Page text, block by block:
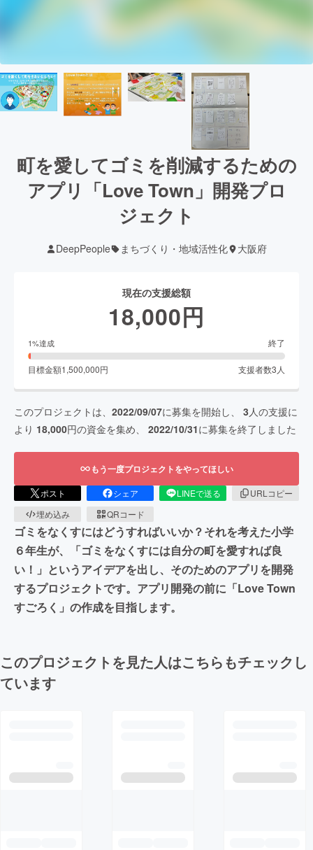
町を愛してゴミを削減するための
アプリ「Love Town」開発プロ
ジェクト
DeepPeople まちづくり・地域活性化 大阪府
現在の支援総額
18,000円
1%達成 終了
目標金額1,500,000円 支援者数3 人
このプロジェクトは、 2022/09/07に募集を開始し、 3人の支援に
より 18,000円の資金を集め、 2022/10/31に募集を終了しました
もう一度プロジェクトをやってほしい
ポスト シェア LINEで送る
URLコピー
埋め込み
QRコード
ゴミをなくすにはどうすればいいか？それを考えた小学
６年生が、「ゴミをなくすには自分の町を愛すれば良
い！」というアイデアを出し、そのためのアプリを開発
するプロジェクトです。アプリ開発の前に「Love Town
すごろく」の作成を目指します。
このプロジェクトを見た人はこちらもチェックし
ています